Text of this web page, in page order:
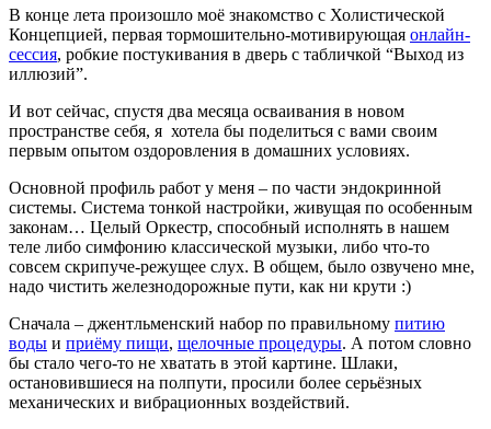
В конце лета произошло моё знакомство с Холистической
Концепцией, первая тормошительно-мотивирующая онлайн-
сессия, робкие постукивания в дверь с табличкой “Выход из
иллюзий”.
И вот сейчас, спустя два месяца осваивания в новом
пространстве себя, я хотела бы поделиться с вами своим
первым опытом оздоровления в домашних условиях.
Основной профиль работ у меня – по части эндокринной
системы. Система тонкой настройки, живущая по особенным
законам… Целый Оркестр, способный исполнять в нашем
теле либо симфонию классической музыки, либо что-то
совсем скрипуче-режущее слух. В общем, было озвучено мне,
надо чистить железнодорожные пути, как ни крути :)
Сначала – джентльменский набор по правильному питию
воды и приёму пищи, щелочные процедуры. А потом словно
бы стало чего-то не хватать в этой картине. Шлаки,
остановившиеся на полпути, просили более серьёзных
механических и вибрационных воздействий.